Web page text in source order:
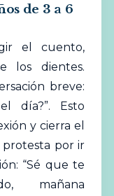
de 3 a 6
el cuento,
los dientes.
breve:
día?”. Esto
y cierra el
protesta por ir
“Sé que te
mañana